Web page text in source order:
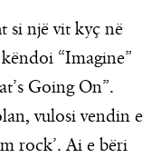
si një vit kyç në
“Imagine”
Going On”.
vulosi vendin e
rock’. Ai e bëri